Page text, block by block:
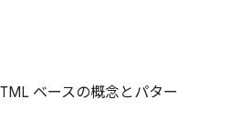
ベースの概念とパター